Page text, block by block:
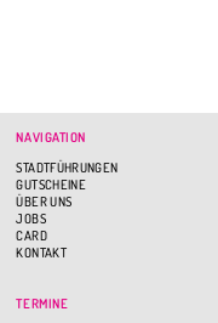
NAVIGATION
STADTFÜHRUNGEN
GUTSCHEINE
ÜBER UNS
JOBS
CARD
KONTAKT
TERMINE